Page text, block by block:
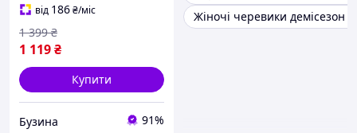
від 186₴/міс
1 119₴
1 399 ₴
Купити
Бузина 91%
Жіночі черевики демісезон